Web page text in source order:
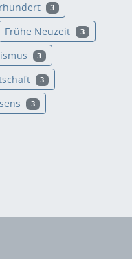
3
Frühe Neuzeit 3
3
3
3